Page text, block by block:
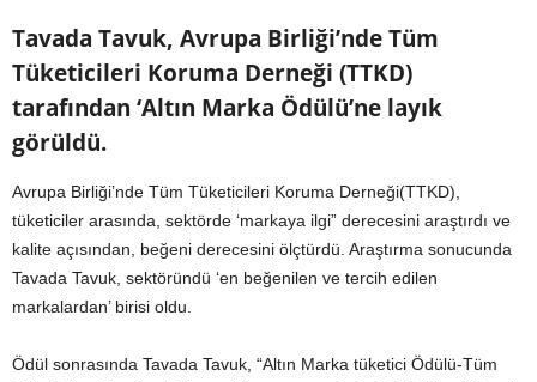
Tavada Tavuk, Avrupa Birliği’nde Tüm
Tüketicileri Koruma Derneği (TTKD)
tarafından ‘Altın Marka Ödülü’ne layık
görüldü.
Avrupa Birliği’nde Tüm Tüketicileri Koruma Derneği(TTKD),
tüketiciler arasında, sektörde ‘markaya ilgi” derecesini araştırdı ve
kalite açısından, beğeni derecesini ölçtürdü. Araştırma sonucunda
Tavada Tavuk, sektöründü ‘en beğenilen ve tercih edilen
markalardan’ birisi oldu.
Ödül sonrasında Tavada Tavuk, “Altın Marka tüketici Ödülü-Tüm